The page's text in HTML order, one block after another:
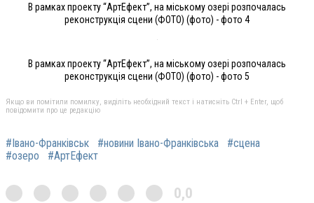
В рамках проекту “АртЕфект”, на міському озері розпочалась
реконструкція сцени (ФОТО) (фото) - фото 4
В рамках проекту “АртЕфект”, на міському озері розпочалась
реконструкція сцени (ФОТО) (фото) - фото 5
Якщо ви помітили помилку, виділіть необхідний текст і натисніть Ctrl + Enter, щоб
повідомити про це редакцію
#Івано-Франківськ #новини Івано-Франківська
#сцена
#озеро
#АртЕфект
0,0